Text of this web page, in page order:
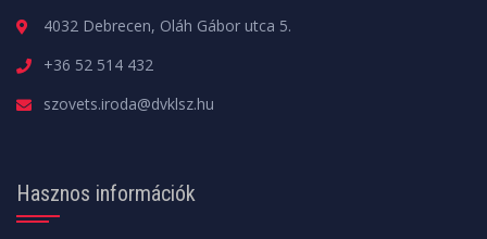
4032 Debrecen, Oláh Gábor utca 5.
+36 52 514 432
szovets.iroda@dvklsz.hu
Hasznos információk